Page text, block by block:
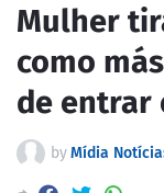
Mulher
como
de entrar
byMídia